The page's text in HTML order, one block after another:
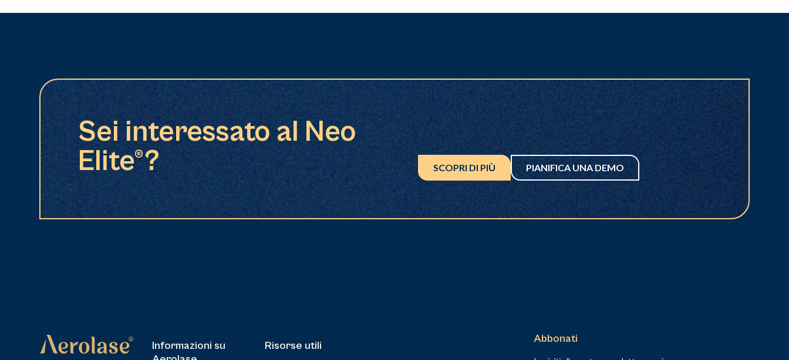
Sei interessato al Neo
Elite®?
SCOPRI DI PIÙ PIANIFICA UNA DEMO
Informazioni su
Risorse utili
Abbonati